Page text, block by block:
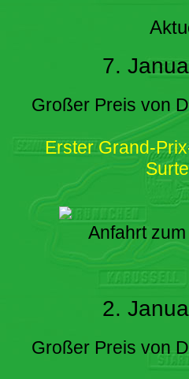
7.
Großer Preis von
Erster Grand-
Anfahrt zum
2.
Großer Preis von